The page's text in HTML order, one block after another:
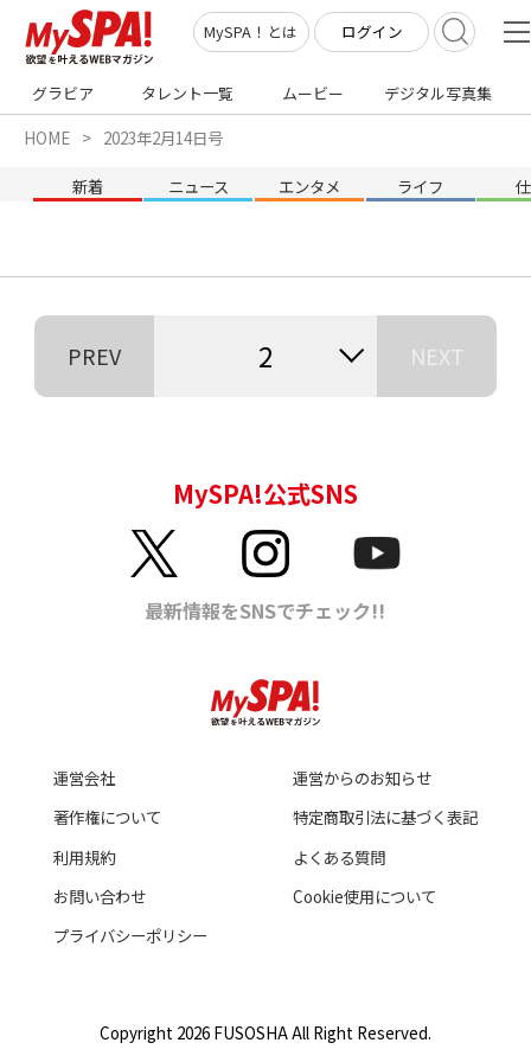
MySPA！とは ログイン
グラビア タレント一覧 ムービー デジタル写真集
HOME 2023年2月14日号
新着 ニュース エンタメ ライフ
PREV 2 NEXT
運営会社
運営からのお知らせ
著作権について
特定商取引法に基づく表記
利用規約
よくある質問
お問い合わせ
Cookie使用について
プライバシーポリシー
Copyright 2026 FUSOSHA All Right Reserved.